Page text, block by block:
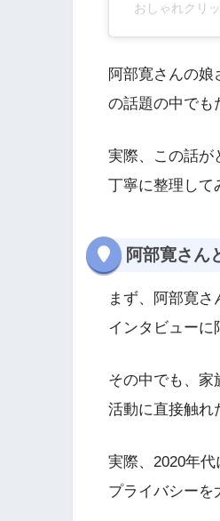
おしゃれクリ
阿部寛さんの
の話題の中でも
実際、この話が
丁寧に整理して
阿部寛さん
まず、阿部寛
インタビューに
その中でも、家
活動に直接触れ
実際、2020年
プライバシーを